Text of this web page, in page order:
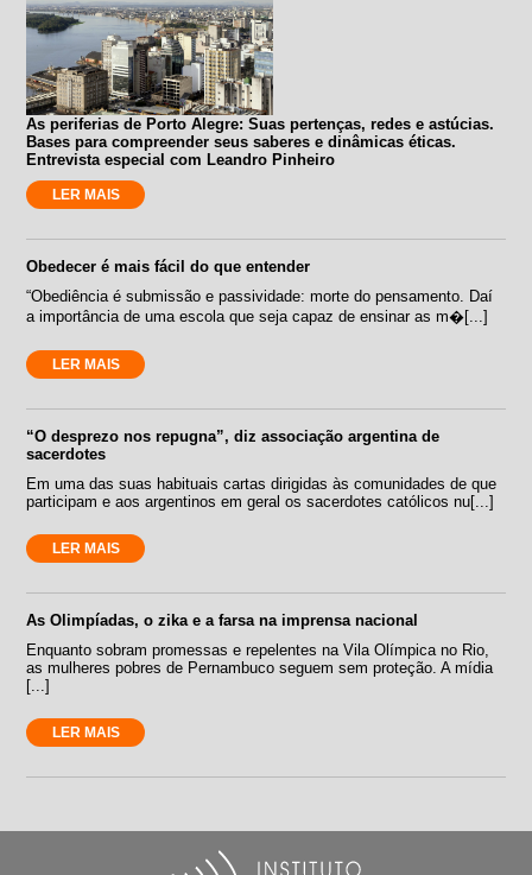
As periferias de Porto Alegre: Suas pertenças, redes e astúcias.
Bases para compreender seus saberes e dinâmicas éticas.
Entrevista especial com Leandro Pinheiro
LER MAIS
Obedecer é mais fácil do que entender
“Obediência é submissão e passividade: morte do pensamento. Daí
a importância de uma escola que seja capaz de ensinar as m�[...]
LER MAIS
“O desprezo nos repugna”, diz associação argentina de
sacerdotes
Em uma das suas habituais cartas dirigidas às comunidades de que
participam e aos argentinos em geral os sacerdotes católicos nu[...]
LER MAIS
As Olimpíadas, o zika e a farsa na imprensa nacional
Enquanto sobram promessas e repelentes na Vila Olímpica no Rio,
as mulheres pobres de Pernambuco seguem sem proteção. A mídia
[...]
LER MAIS